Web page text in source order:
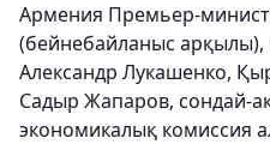
Армения Премьер-
(бейнебайланыс арқылы),
Александр Лукашенко,
Садыр Жапаров, сондай-
экономикалық комиссия